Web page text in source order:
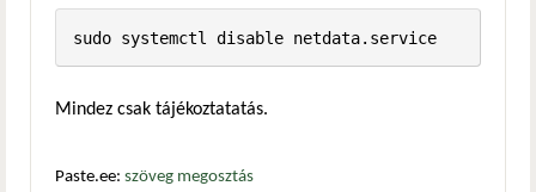
sudo systemctl disable netdata.service
Mindez csak tájékoztatatás.
Paste.ee: szöveg megosztás